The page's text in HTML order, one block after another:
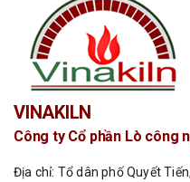
VINAKILN
Công ty Cổ phần Lò công
Địa chỉ: Tổ dân phố Quyết